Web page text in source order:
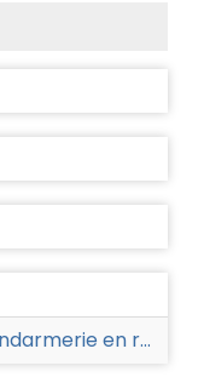
Lettre CyberGendarmerie en région Grand Est - Janvier 2025